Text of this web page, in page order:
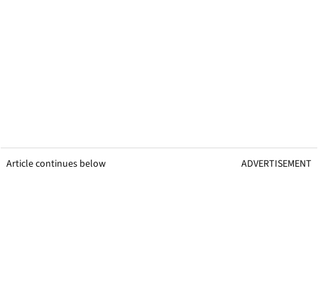
Article continues below ADVERTISEMENT